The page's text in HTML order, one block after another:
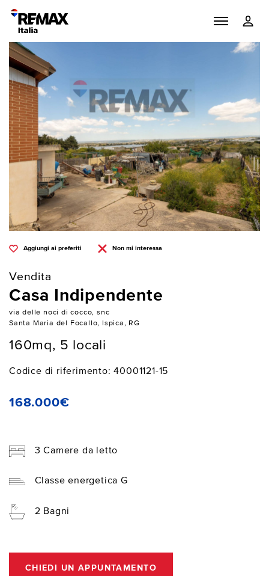
Aggiungi ai preferiti Non mi interessa
Vendita
Casa Indipendente
via delle noci di cocco, snc
Santa Maria del Focallo, Ispica, RG
160mq, 5 locali
Codice di riferimento: 40001121-15
168.000€
3 Camere da letto
Classe energetica G
2 Bagni
CHIEDI UN APPUNTAMENTO